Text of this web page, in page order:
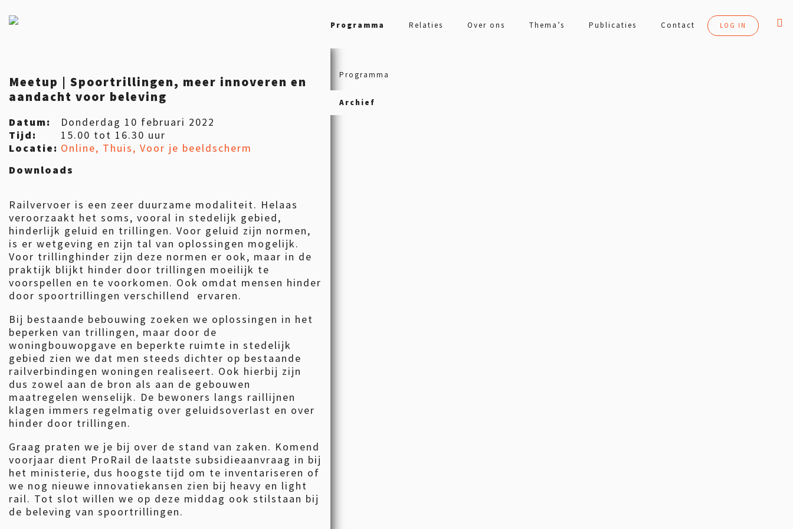
Programma Relaties Over ons Thema’s Publicaties Contact LOG IN
Programma
Archief
Meetup | Spoortrillingen, meer innoveren en
aandacht voor beleving
Datum:
Donderdag 10 februari 2022
Tijd:
15.00 tot 16.30 uur
Locatie: Online, Thuis, Voor je beeldscherm
Downloads
Railvervoer is een zeer duurzame modaliteit. Helaas
veroorzaakt het soms, vooral in stedelijk gebied,
hinderlijk geluid en trillingen. Voor geluid zijn normen,
is er wetgeving en zijn tal van oplossingen mogelijk.
Voor trillinghinder zijn deze normen er ook, maar in de
praktijk blijkt hinder door trillingen moeilijk te
voorspellen en te voorkomen. Ook omdat mensen hinder
door spoortrillingen verschillend ervaren.
Bij bestaande bebouwing zoeken we oplossingen in het
beperken van trillingen, maar door de
woningbouwopgave en beperkte ruimte in stedelijk
gebied zien we dat men steeds dichter op bestaande
railverbindingen woningen realiseert. Ook hierbij zijn
dus zowel aan de bron als aan de gebouwen
maatregelen wenselijk. De bewoners langs raillijnen
klagen immers regelmatig over geluidsoverlast en over
hinder door trillingen.
Graag praten we je bij over de stand van zaken. Komend
voorjaar dient ProRail de laatste subsidieaanvraag in bij
het ministerie, dus hoogste tijd om te inventariseren of
we nog nieuwe innovatiekansen zien bij heavy en light
rail. Tot slot willen we op deze middag ook stilstaan bij
de beleving van spoortrillingen.